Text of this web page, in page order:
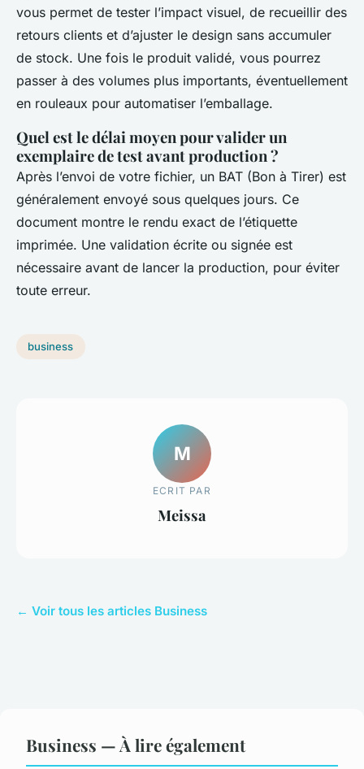
vous permet de tester l’impact visuel, de recueillir des
retours clients et d’ajuster le design sans accumuler
de stock. Une fois le produit validé, vous pourrez
passer à des volumes plus importants, éventuellement
en rouleaux pour automatiser l’emballage.
Quel est le délai moyen pour valider un
exemplaire de test avant production ?
Après l’envoi de votre fichier, un BAT (Bon à Tirer) est
généralement envoyé sous quelques jours. Ce
document montre le rendu exact de l’étiquette
imprimée. Une validation écrite ou signée est
nécessaire avant de lancer la production, pour éviter
toute erreur.
business
M
ECRIT PAR
Meissa
← Voir tous les articles Business
Business — À lire également